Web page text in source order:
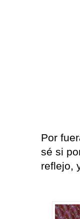
Por
sé si
reflejo,